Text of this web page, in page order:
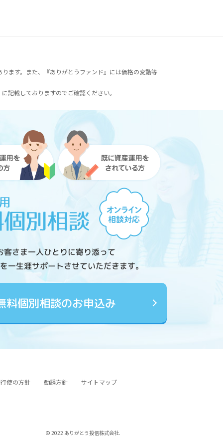
ます。また、『ありがとうファンド』には価格の変動等
記載しておりますのでご確認ください。
客さま一人ひとりに寄り添って
一生涯サポートさせていただきます。
料個別相談のお申込み
使の方針 勧誘方針 サイトマップ
© 2022 ありがとう投信株式会社.